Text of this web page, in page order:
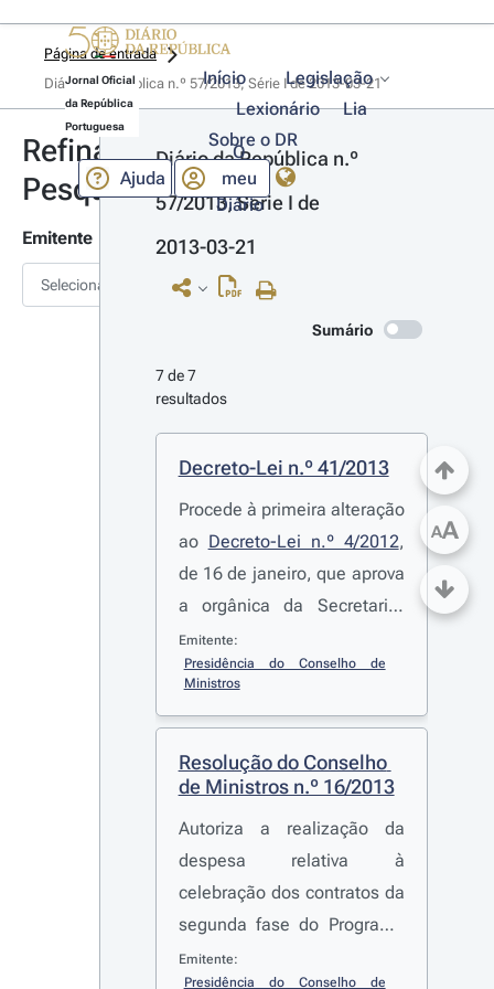
Jornal Oficial
da República
Portuguesa
Início
Legislação
Lexionário
Lia
Sobre o DR
Ajuda
O
meu
Diário
Página de entrada
Diário da República n.º 57/2013, Série I de 2013-03-21
Refinar
Pesquisa
Emitente
Selecionar
Diário da República n.º
57/2013, Série I de
2013-03-21
Sumário
7 de 7
resultados
Decreto-Lei n.º 41/2013
Procede à primeira alteração
ao Decreto-Lei n.º 4/2012,
de 16 de janeiro, que aprova
a orgânica da Secretaria-
Geral da Presidência do
Conselho de Ministros,
dirigente superior e
respetivas competências e o
modelo organizacional
Emitente:
Presidência do Conselho de
Ministros
Resolução do Conselho
de Ministros n.º 16/2013
Autoriza a realização da
despesa relativa à
celebração dos contratos da
segunda fase do Programa
de Parcerias Internacionais,
Emitente:
Presidência do Conselho de
AA